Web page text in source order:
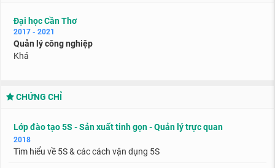
Đại học Cần Thơ
2017 - 2021
Quản lý công nghiệp
Khá
CHỨNG CHỈ
Lớp đào tạo 5S - Sản xuất tinh gọn - Quản lý trực quan
2018
Tìm hiểu về 5S & các cách vận dụng 5S